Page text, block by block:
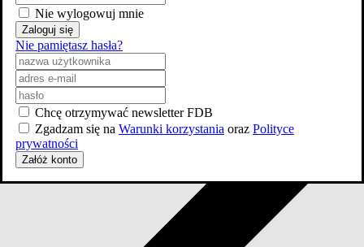
Nie wylogowuj mnie
Zaloguj się
Nie pamiętasz hasła?
Chcę otrzymywać newsletter FDB
Zgadzam się na Warunki korzystania oraz Polityce
prywatności
Załóż konto